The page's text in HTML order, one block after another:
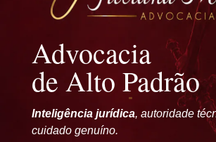
Advocacia
de Alto Padrão
Inteligência jurídica, autoridade
cuidado genuíno.